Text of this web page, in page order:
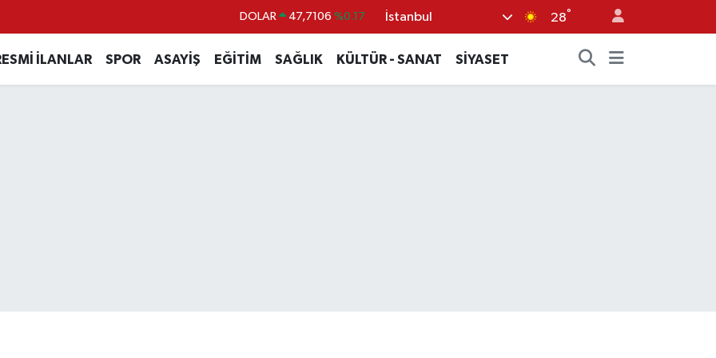
DOLAR 47,7106 %0.17 İstanbul 28°
İLANLAR SPOR ASAYİŞ EĞİTİM SAĞLIK KÜLTÜR - SANAT SİYASET